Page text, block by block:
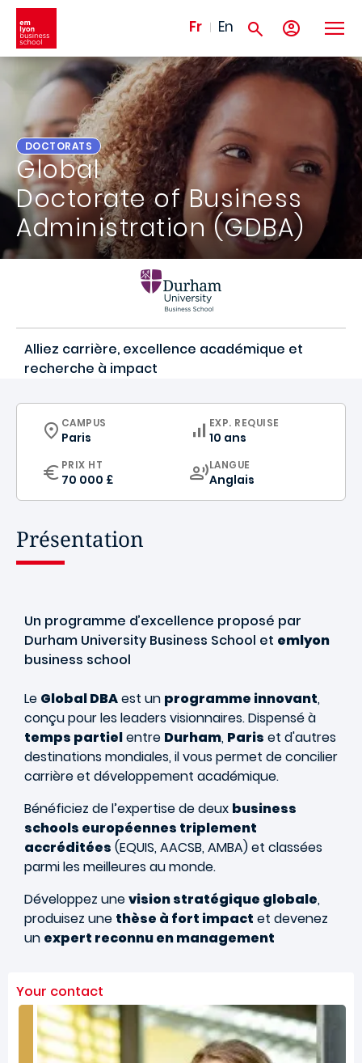
Aller au contenu principal
Fr En
DOCTORATS
Global
Doctorate of Business
Administration (GDBA)
Alliez carrière, excellence académique et
recherche à impact
CURRICULUM
CAMPUS
Paris
EXP. REQUISE
10 ans
PRIX HT
70 000 £
CURRICULUM
LANGUE
Anglais
Présentation
Un programme d’excellence proposé par
Durham University Business School et emlyon
business school
Le Global DBAest un programme innovant,
conçu pour les leaders visionnaires. Dispensé à
temps partielentre Durham, Paris et d'autres
destinations mondiales, il vous permet de concilier
carrière et développement académique.
Bénéficiez de l’expertise de deux business
schools européennes triplement
accréditées (EQUIS, AACSB, AMBA) et classées
parmi les meilleures au monde.
Développez unevision stratégique globale,
produisez une thèse à fort impact et devenez
un expert reconnu en management
Your contact